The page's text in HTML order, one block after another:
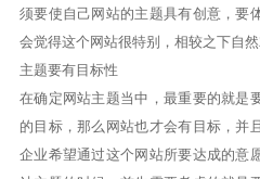
须要使自己网站的主题具有创意，要
会觉得这个网站很特别，相较之下自
主题要有目标性
在确定网站主题当中，最重要的就是
的目标，那么网站也才会有目标，并
企业希望通过这个网站所要达成的意